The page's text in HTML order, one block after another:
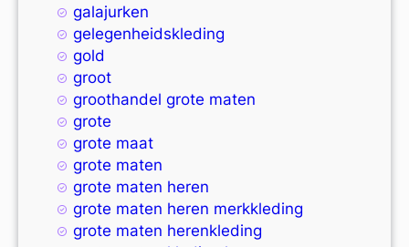
galajurken
gelegenheidskleding
gold
groot
groothandel grote maten
grote
grote maat
grote maten
grote maten heren
grote maten heren merkkleding
grote maten herenkleding